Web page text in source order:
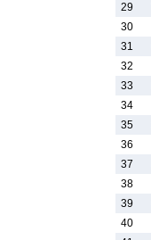
29
30
31
32
33
34
35
36
37
38
39
40